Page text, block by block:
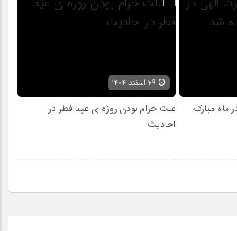
ماه مبارک
علت حرام بودن روزه ی عید فطر در
احادیث